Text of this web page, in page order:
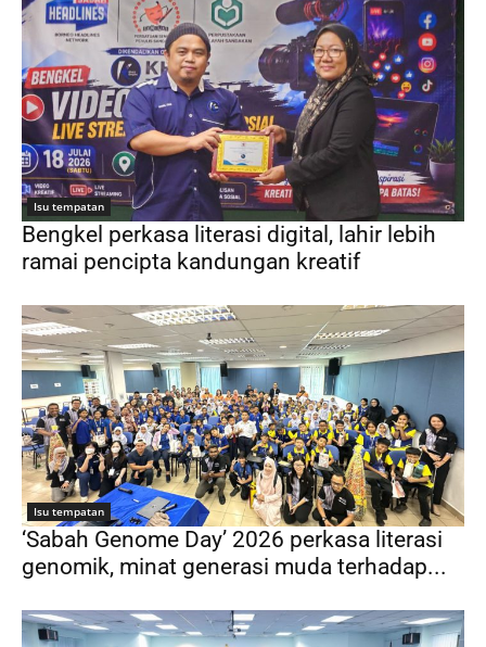
Isu tempatan
Bengkel perkasa literasi digital, lahir lebih
ramai pencipta kandungan kreatif
Isu tempatan
‘Sabah Genome Day’ 2026 perkasa literasi
genomik, minat generasi muda terhadap...